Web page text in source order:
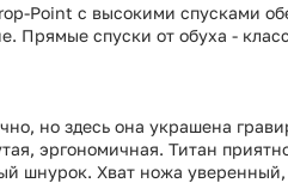
Point с высокими спусками
Прямые спуски от обуха -
но здесь она украшена
эргономичная. Титан
шнурок. Хват ножа